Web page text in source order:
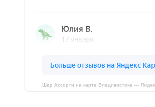
Шар Ассорти на карте Владивостока —